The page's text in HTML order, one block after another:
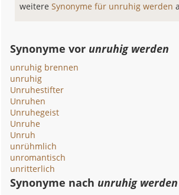
weitereSynonyme für unruhig werden
Synonyme vor unruhig werden
unruhig brennen
unruhig
Unruhestifter
Unruhen
Unruhegeist
Unruhe
Unruh
unrühmlich
unromantisch
unritterlich
Synonyme nach unruhig werden